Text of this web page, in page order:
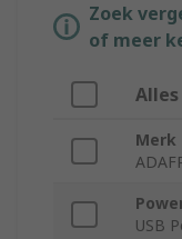
Zoek
of meer
Merk
USB